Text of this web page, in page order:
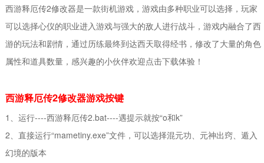
西游释厄传2修改器是一款街机游戏，游戏由多种职业可以选择，玩家
可以选择心仪的职业进入游戏与强大的敌人进行战斗，游戏内融合了西
游的玩法和剧情，通过历练最终到达西天取得经书，修改了大量的角色
属性和道具数量，感兴趣的小伙伴欢迎点击下载体验！
西游释厄传2修改器游戏按键
1、运行----西游释厄传2.bat----遇提示就按“o和k”
2、直接运行“mametiny.exe”文件，可以选择混元功、元神出窍、遁入
幻境的版本